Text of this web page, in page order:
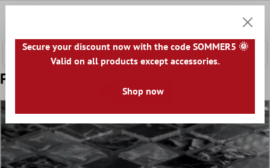
Prov Mosaik Glas Marmor Zambia Räffling
Secure your discount now with the code SOMMER5 🌞
Valid on all products except accessories.
Shop now